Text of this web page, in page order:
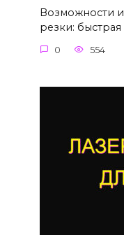
Возможности
резки: быстрая
0 554